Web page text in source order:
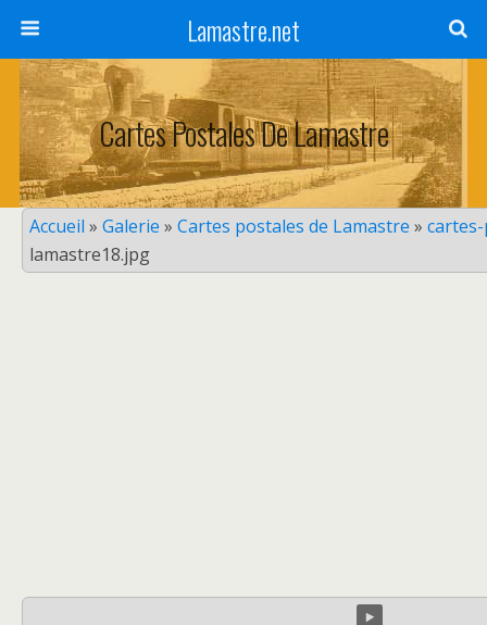
Lamastre.net
Cartes Postales De Lamastre
Accueil » Galerie » Cartes postales de Lamastre »
lamastre18.jpg